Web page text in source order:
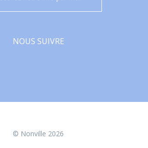
NOUS SUIVRE
© Nonville 2026